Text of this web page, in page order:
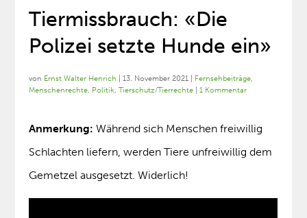
Tiermissbrauch: «Die
Polizei setzte Hunde ein»
von Ernst Walter Henrich |13. November 2021 Fernsehbeiträge,
Menschenrechte, Politik,Tierschutz/Tierrechte |1 Kommentar
Anmerkung: Während sich Menschen freiwillig
Schlachten liefern, werden Tiere unfreiwillig dem
Gemetzel ausgesetzt. Widerlich!